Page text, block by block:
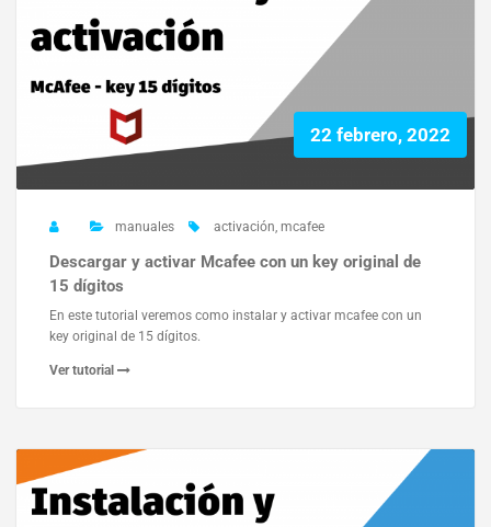
22 febrero, 2022
manuales activación, mcafee
Descargar y activar Mcafee con un key original de
15 dígitos
En este tutorial veremos como instalar y activar mcafee con un
key original de 15 dígitos.
Ver tutorial